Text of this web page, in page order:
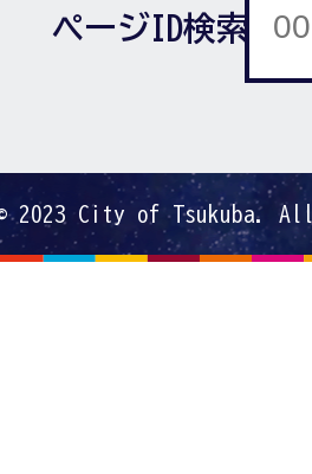
ページID検索
2023 City of Tsukuba.